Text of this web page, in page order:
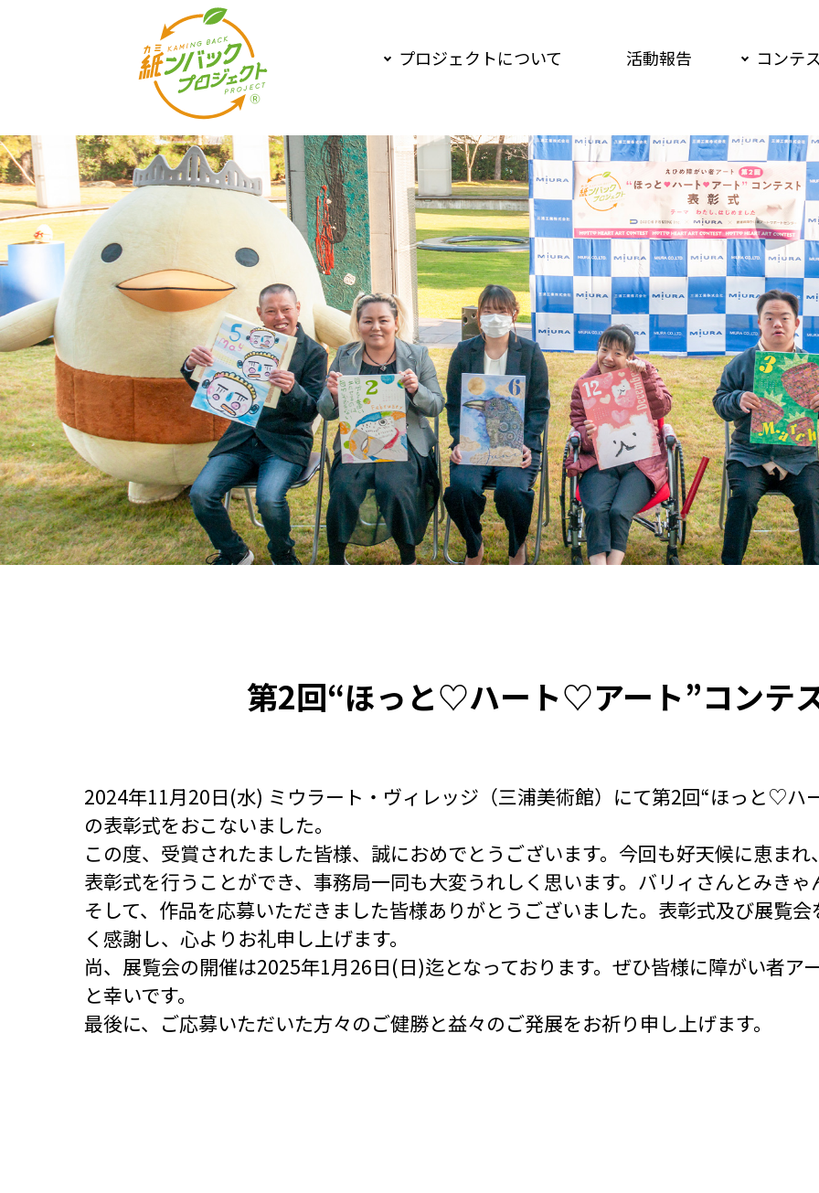
プロジェクトについて 活動報告 コンテ
第2回“ほっと♡ハート♡アート”コンテ
2024年11月20日(水) ミウラート・ヴィレッジ（三浦美術館）にて第2回“ほっと♡
の表彰式をおこないました。
この度、受賞されたました皆様、誠におめでとうございます。今回も好天候に恵ま
表彰式を行うことができ、事務局一同も大変うれしく思います。バリィさんとみき
そして、作品を応募いただきました皆様ありがとうございました。表彰式及び展覧
く感謝し、心よりお礼申し上げます。
尚、展覧会の開催は2025年1月26日(日)迄となっております。ぜひ皆様に障がい者ア
と幸いです。
最後に、ご応募いただいた方々のご健勝と益々のご発展をお祈り申し上げます。